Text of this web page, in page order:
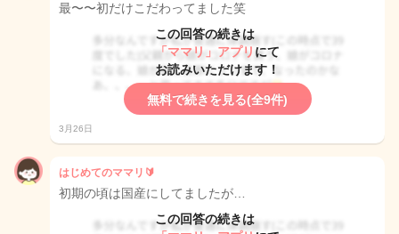
最〜〜初だけこだわってました笑
この回答の続きは
「ママリ」アプリ にて
お読みいただけます！
無料で続きを見る(全9件)
3月26日
はじめてのママリ🔰
初期の頃は国産にしてましたが…
この回答の続きは